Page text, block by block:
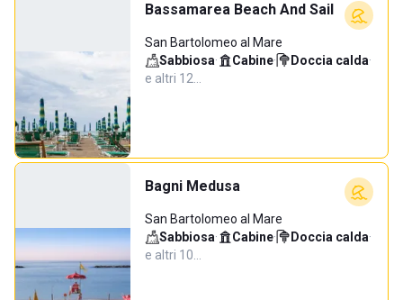
Bassamarea Beach And Sail
San Bartolomeo al Mare
Sabbiosa· Cabine· Doccia calda·
e altri 12…
Bagni Medusa
San Bartolomeo al Mare
Sabbiosa· Cabine· Doccia calda·
e altri 10…